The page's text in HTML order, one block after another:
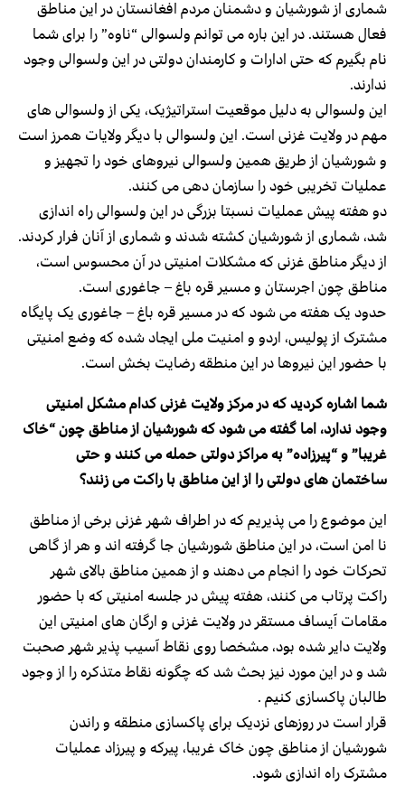
شماری از شورشیان و دشمنان مردم افغانستان در این مناطق
فعال هستند. در این باره می توانم ولسوالی “ناوه” را برای شما
نام بگیرم که حتی ادارات و کارمندان دولتی در این ولسوالی وجود
ندارند.
این ولسوالی به دلیل موقعیت استراتیژیک، یکی از ولسوالی های
مهم در ولایت غزنی است. این ولسوالی با دیگر ولایات همرز است
و شورشیان از طریق همین ولسوالی نیروهای خود را تجهیز و
عملیات تخریبی خود را سازمان دهی می کنند.
دو هفته پیش عملیات نسبتا بزرگی در این ولسوالی راه اندازی
شد، شماری از شورشیان کشته شدند و شماری از آنان فرار کردند.
از دیگر مناطق غزنی که مشکلات امنیتی در آن محسوس است،
مناطق چون اجرستان و مسیر قره باغ – جاغوری است.
حدود یک هفته می شود که در مسیر قره باغ – جاغوری یک پایگاه
مشترک از پولیس، اردو و امنیت ملی ایجاد شده که وضع امنیتی
با حضور این نیروها در این منطقه رضایت بخش است.
شما اشاره کردید که در مرکز ولایت غزنی کدام مشکل امنیتی
وجود ندارد، اما گفته می شود که شورشیان از مناطق چون “خاک
غریبا” و “پیرزاده” به مراکز دولتی حمله می کنند و حتی
ساختمان های دولتی را از این مناطق با راکت می زنند؟
این موضوع را می پذیریم که در اطراف شهر غزنی برخی از مناطق
نا امن است، در این مناطق شورشیان جا گرفته اند و هر از گاهی
تحرکات خود را انجام می دهند و از همین مناطق بالای شهر
راکت پرتاب می کنند، هفته پیش در جلسه امنیتی که با حضور
مقامات آیساف مستقر در ولایت غزنی و ارگان های امنیتی این
ولایت دایر شده بود، مشخصا روی نقاط آسیب پذیر شهر صحبت
شد و در این مورد نیز بحث شد که چگونه نقاط متذکره را از وجود
طالبان پاکسازی کنیم .
قرار است در روزهای نزدیک برای پاکسازی منطقه و راندن
شورشیان از مناطق چون خاک غریبا، پیرکه و پیرزاد عملیات
مشترک راه اندازی شود.